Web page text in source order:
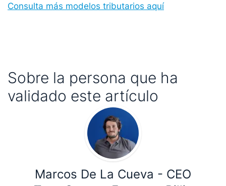
Consulta más modelos tributarios aquí
Sobre la persona que ha
validado este artículo
Marcos De La Cueva - CEO